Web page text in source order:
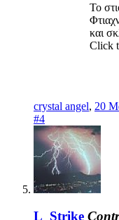
Το
και
Click
crystal angel, 20
#4
L_Strike